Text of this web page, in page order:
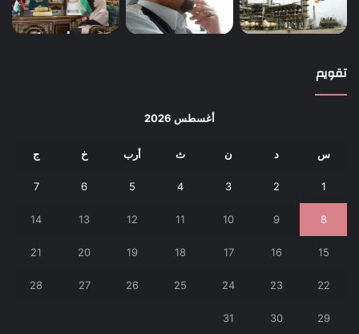
تقويم
أغسطس 2026
س د ن ث أرب خ ج
1
2
3
4
5
6
7
8
9
10
11
12
13
14
15
16
17
18
19
20
21
22
23
24
25
26
27
28
29
30
31